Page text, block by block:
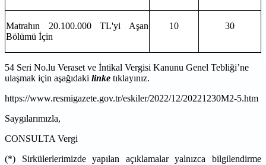
Matrahın 20.100.000 TL'yi Aşan
Bölümü İçin
10 30
54 Seri No.lu Veraset ve İntikal Vergisi Kanunu Genel Tebliği’ne
ulaşmak için aşağıdaki linke tıklayınız.
https://www.resmigazete.gov.tr/eskiler/2022/12/20221230M2-5.htm
Saygılarımızla,
CONSULTA Vergi
(*) Sirkülerlerimizde yapılan açıklamalar yalnızca bilgilendirme